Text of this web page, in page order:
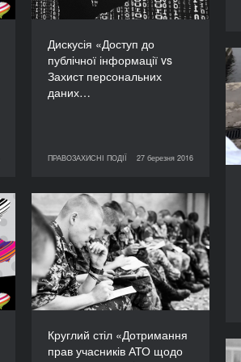
Дискусія «Доступ до
публічної інформації vs
Захист персональних
даних…
ПРАВОЗАХИСНІ ПОДІЇ 27 березня 2016
90’
ПРАВОЗАХИСНІ ПОДІЇ
27 березня 2016
Круглий стіл «Дотримання
прав учасників АТО щодо
Круглий стіл
«Дотримання прав
учасників АТО щодо
пункту про обов’язкову
психологічну
реабілітацію Закону
«Про соціальний і
правовий захист
військовослужбовців та